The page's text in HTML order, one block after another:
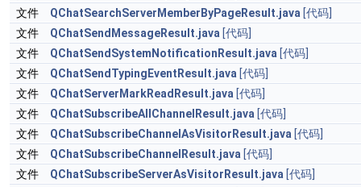
文件
QChatSearchServerMemberByPageResult.java [代码]
文件
QChatSendMessageResult.java [代码]
文件
QChatSendSystemNotificationResult.java [代码]
文件
QChatSendTypingEventResult.java [代码]
文件
QChatServerMarkReadResult.java [代码]
文件
QChatSubscribeAllChannelResult.java [代码]
文件
QChatSubscribeChannelAsVisitorResult.java [代码]
文件
QChatSubscribeChannelResult.java [代码]
文件
QChatSubscribeServerAsVisitorResult.java [代码]